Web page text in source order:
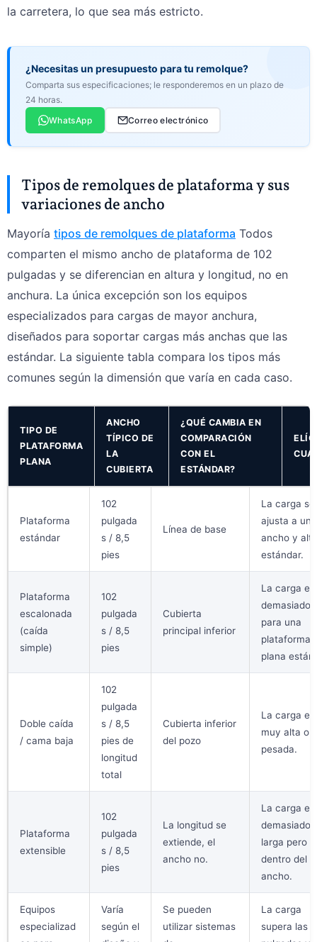
la carretera, lo que sea más estricto.
¿Necesitas un presupuesto para tu remolque?
Comparta sus especificaciones; le responderemos en un plazo de
24 horas.
WhatsApp
Correo electrónico
Tipos de remolques de plataforma y sus
variaciones de ancho
Mayoría tipos de remolques de plataforma Todos
comparten el mismo ancho de plataforma de 102
pulgadas y se diferencian en altura y longitud, no en
anchura. La única excepción son los equipos
especializados para cargas de mayor anchura,
diseñados para soportar cargas más anchas que las
estándar. La siguiente tabla compara los tipos más
comunes según la dimensión que varía en cada caso.
TIPO DE
PLATAFORMA
PLANA
ANCHO
TÍPICO DE
LA
CUBIERTA
¿QUÉ CAMBIA EN
COMPARACIÓN
CON EL
ESTÁNDAR?
Plataforma
estándar
102
pulgada
s / 8,5
pies
Línea de base
La carga se
ajusta a un
ancho y
estándar.
Plataforma
escalonada
(caída
simple)
102
pulgada
s / 8,5
pies
Cubierta
principal inferior
La carga es
demasiado
para una
plataforma
plana
Doble caída
/ cama baja
102
pulgada
s / 8,5
pies de
longitud
total
Cubierta inferior
del pozo
La carga es
muy alta o
pesada.
Plataforma
extensible
102
pulgada
s / 8,5
pies
La longitud se
extiende, el
ancho no.
La carga es
demasiado
larga pero
dentro del
ancho.
Equipos
especializad
Varía
según el
Se pueden
utilizar sistemas
La carga
supera las